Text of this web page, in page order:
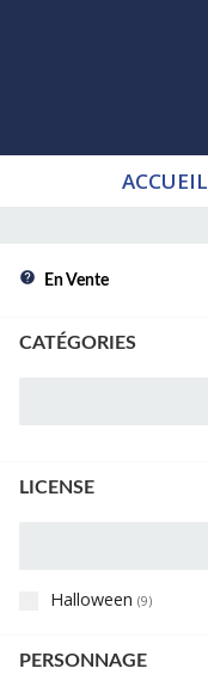
ACCUEIL
En Vente
CATÉGORIES
LICENSE
Halloween (9)
PERSONNAGE